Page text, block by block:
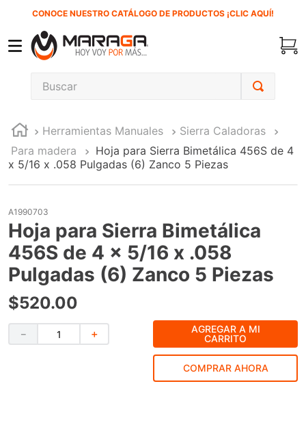
CONOCE NUESTRO CATÁLOGO DE PRODUCTOS ¡CLIC AQUÍ!
Buscar
Herramientas Manuales
Sierra Caladoras
Para madera
Hoja para Sierra Bimetálica 456S de 4
x 5/16 x .058 Pulgadas (6) Zanco 5 Piezas
A1990703
Hoja para Sierra Bimetálica
456S de 4 x 5/16 x .058
Pulgadas (6) Zanco 5 Piezas
$520.00
＋
－
AGREGAR A MI
CARRITO
COMPRAR AHORA
1.
carbones
2.
inversora
5.
sierra cinta
6.
lenox
7.
clavos
-cut